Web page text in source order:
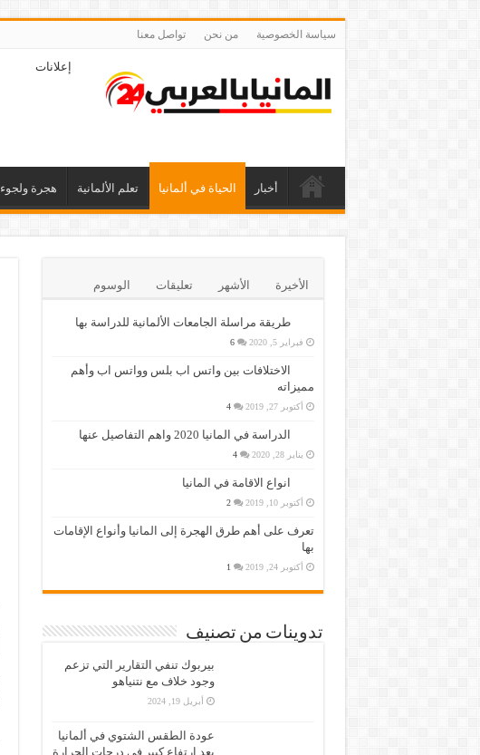
سياسة الخصوصية من نحن تواصل معنا
إعلانات
أخبار الحياة في ألمانيا تعلم الألمانية هجرة ولجوء
الأخيرة الأشهر تعليقات الوسوم
طريقة مراسلة الجامعات الألمانية للدراسة بها
فبراير 5, 2020 6
الاختلافات بين واتس اب بلس وواتس اب وأهم
مميزاته
أكتوبر 27, 2019 4
الدراسة في المانيا 2020 واهم التفاصيل عنها
يناير 28, 2020 4
انواع الاقامة في المانيا
أكتوبر 10, 2019 2
تعرف على أهم طرق الهجرة إلى المانيا وأنواع الإقامات
بها
أكتوبر 24, 2019 1
تدوينات من تصنيف
بيربوك تنفي التقارير التي تزعم
وجود خلاف مع نتنياهو
أبريل 19, 2024
عودة الطقس الشتوي في ألمانيا
بعد ارتفاع كبير في درجات الحرارة